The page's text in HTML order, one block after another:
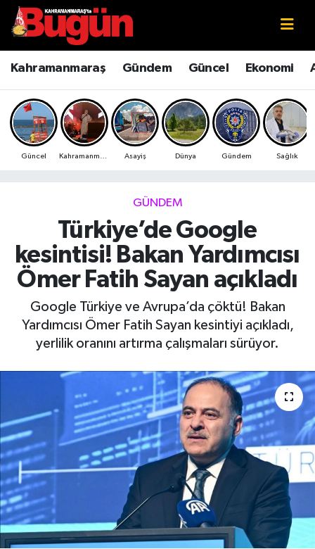
Kahramanmaraş Gündem Güncel Ekonomi
Güncel Asayiş Dünya Gündem Sağlık
GÜNDEM
Türkiye’de Google
kesintisi! Bakan Yardımcısı
Ömer Fatih Sayan açıkladı
Google Türkiye ve Avrupa’da çöktü! Bakan
Yardımcısı Ömer Fatih Sayan kesintiyi açıkladı,
yerlilik oranını artırma çalışmaları sürüyor.
Kahramanmaraş
Kahramanmaraş Sokak Röportajları
Bilim ve Teknoloji
Çevre
Ekonomi
Güncel
Haberde İnsan
Kültür Sanat
Magazin
Manşet Altı
Manşetler
Resmi İlan
Kahramanmaraş Nöbetçi Eczaneler
Kahramanmaraş Hava Durumu
Kahramanmaraş Namaz Vakitleri
Kahramanmaraş Trafik Yoğunluk Haritası
Süper Lig Puan Durumu ve Fikstür
Tüm Manşetler
Son Dakika Haberleri
Haber Arşivi